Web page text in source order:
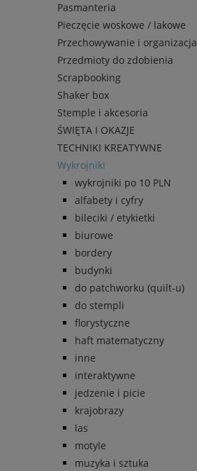
Pasmanteria
Pieczęcie woskowe / lakowe
Przechowywanie i organizacja
Przedmioty do zdobienia
Scrapbooking
Shaker box
Stemple i akcesoria
ŚWIĘTA I OKAZJE
TECHNIKI KREATYWNE
Wykrojniki
wykrojniki po 10 PLN
alfabety i cyfry
bileciki / etykietki
biurowe
bordery
budynki
do patchworku (quilt-u)
do stempli
florystyczne
haft matematyczny
inne
interaktywne
jedzenie i picie
krajobrazy
las
motyle
muzyka i sztuka